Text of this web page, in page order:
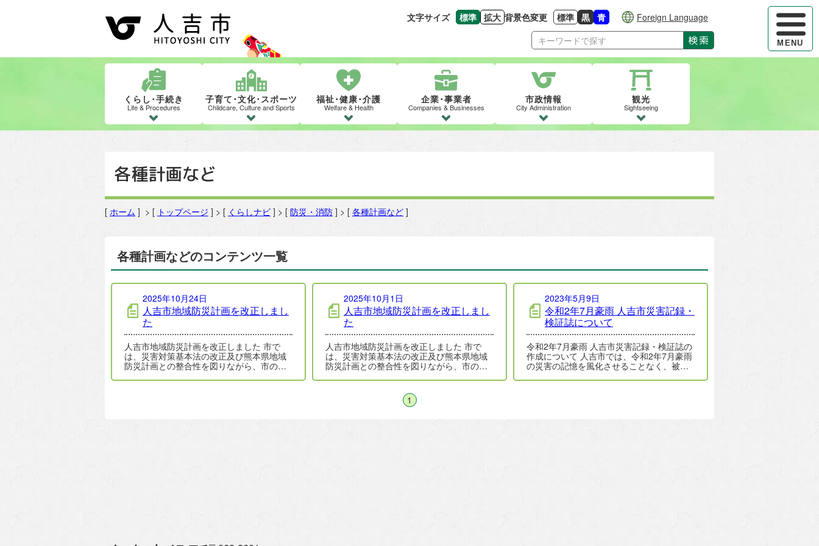
ハンバー
MENU
文字サイズ 標準
文字の大きさをもとの大きさに戻す
拡大
文字を大きくする
背景色変更 標準
背景色の変更：白
黒
背景色の変更：黒
青
背景色の変更：青
Foreign Language
検索
くらし･手続き
Life & Procedures
子育て･文化･スポーツ
Childcare, Culture and Sports
福祉･健康･介護
Welfare & Health
企業･事業者
Companies & Businesses
市政情報
City Administration
観光
Sightseeing
各種計画など
[ ホーム ] > [ トップページ ] > [ くらしナビ ] > [ 防災・消防 ] > [ 各種計画など ]
各種計画などのコンテンツ一覧
2025年10月24日
人吉市地域防災計画を改正しまし
た
人吉市地域防災計画を改正しました 市で
は、災害対策基本法の改正及び熊本県地域
防災計画との整合性を図りながら、市の実
5…
2025年10月1日
人吉市地域防災計画を改正しまし
た
人吉市地域防災計画を改正しました 市で
は、災害対策基本法の改正及び熊本県地域
防災計画との整合性を図りながら、市の実
５…
2023年5月9日
令和2年7月豪雨 人吉市災害記録・
検証誌について
令和2年7月豪雨 人吉市災害記録・検証誌の
作成について 人吉市では、令和2年7月豪雨
の災害の記憶を風化させることなく、被害
1